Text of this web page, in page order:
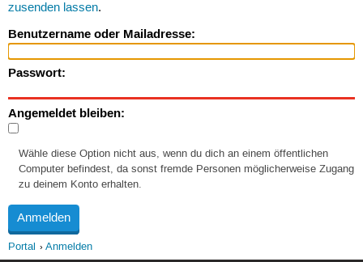
zusenden lassen.
Benutzername oder Mailadresse:
Passwort:
Angemeldet bleiben:
Wähle diese Option nicht aus, wenn du dich an einem öffentlichen
Computer befindest, da sonst fremde Personen möglicherweise Zugang
zu deinem Konto erhalten.
Portal Anmelden